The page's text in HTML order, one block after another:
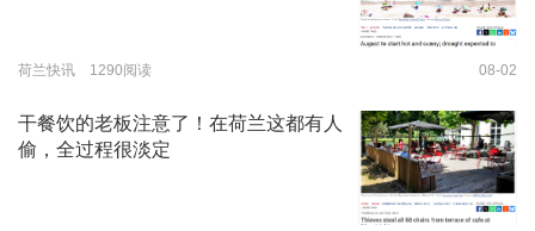
荷兰快讯 1290阅读 08-02
干餐饮的老板注意了！在荷兰这都有人
偷，全过程很淡定